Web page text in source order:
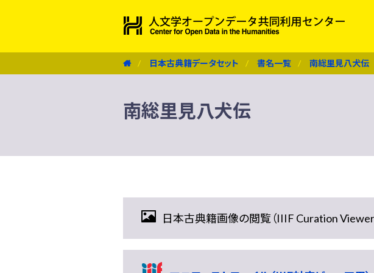
日本古典籍データセット 書名一覧 南総里見八犬伝
南総里見八犬伝
日本古典籍画像の閲覧（IIIF Curation